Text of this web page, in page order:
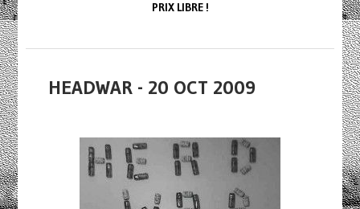
PRIX LIBRE !
HEADWAR - 20 OCT 2009